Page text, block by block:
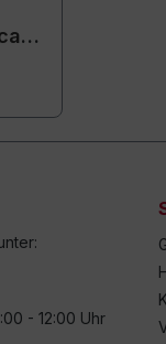
- 12:00 Uhr